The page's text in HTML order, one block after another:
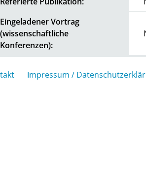
Eingeladener Vortrag
(wissenschaftliche
Konferenzen):
Impressum /